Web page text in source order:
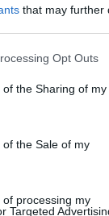
that may further
app uses
or usage
to Google and its
specified
Opt Outs
the Sharing of my
the Sale of my
processing my
Targeted
τη ζωή στον
της 25ης
46χρονου